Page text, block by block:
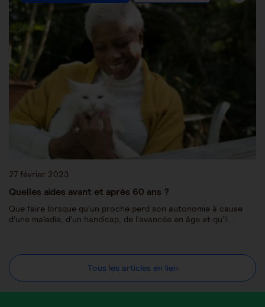
27 février 2023
Quelles aides avant et après 60 ans ?
Que faire lorsque qu'un proche perd son autonomie à cause
d'une maladie, d'un handicap, de l'avancée en âge et qu'il…
Tous les articles en lien